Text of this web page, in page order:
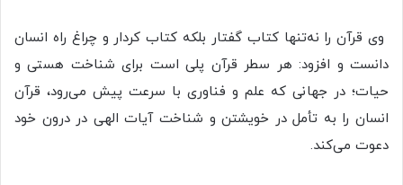
وی قرآن را نه‌تنها کتاب گفتار بلکه کتاب کردار و چراغ راه انسان
دانست و افزود: هر سطر قرآن پلی است برای شناخت هستی و
حیات؛ در جهانی که علم و فناوری با سرعت پیش می‌رود، قرآن
انسان را به تأمل در خویشتن و شناخت آیات الهی در درون خود
دعوت می‌کند.